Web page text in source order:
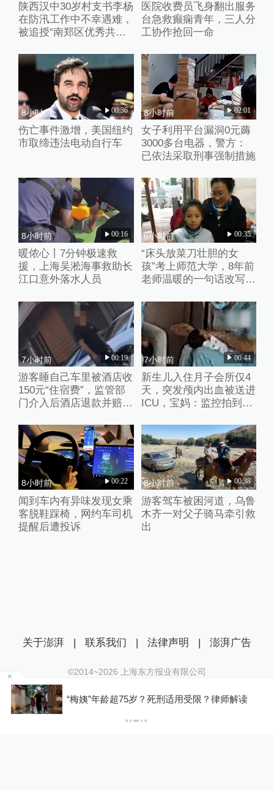
陕西汉中30岁村支书李杨
在防汛工作中不幸遇难，
被追授“南郑区优秀共产
医院收费员飞身翻出服务
台急救癫痫青年，三人分
工协作抢回一命
8小时前 00:36
伤亡事件激增，美国纽约
市取缔违法电动自行车
8小时前 02:01
女子利用平台漏洞0元薅
3000多台电器，警方：
已依法采取刑事强制措施
8小时前 00:16
暖侬心丨7分钟极速救
援，上海吴淞海事救助长
江口意外落水人员
6小时前 00:35
“床头放菜刀壮胆的女
孩”考上师范大学，8年前
老师温暖的一句话改写了
7小时前 00:19
游客睡自己车里被酒店收
150元“住宿费”，监管部
门介入后酒店退款并赔偿
7小时前 00:44
新生儿入住月子会所仅4
天，突发颅内出血被送进
ICU，宝妈：监控拍到护
8小时前 00:22
闻到车内有异味发现女乘
客脱鞋踩椅，网约车司机
提醒后遭投诉
8小时前 00:38
游客驾车被困河道，乌鲁
木齐一对父子骑马牵引救
出
“梅姨”年龄超75岁？死刑适用受限？律师解读
关于澎湃 | 联系我们 | 法律声明 | 澎湃广告
©2014~2026 上海东方报业有限公司
沪ICP证：沪B2-20170116 | 沪ICP备14003370号
互联网新闻信息服务许可证：31120170006
沪公网安备 31010602000299号